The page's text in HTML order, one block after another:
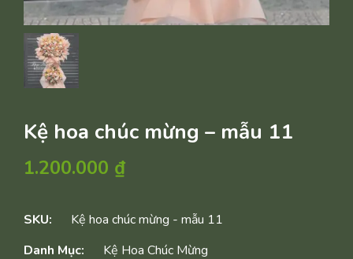
Kệ hoa chúc mừng – mẫu 11
1.200.000 ₫
SKU:
Kệ hoa chúc mừng - mẫu 11
Danh Mục:
Kệ Hoa Chúc Mừng